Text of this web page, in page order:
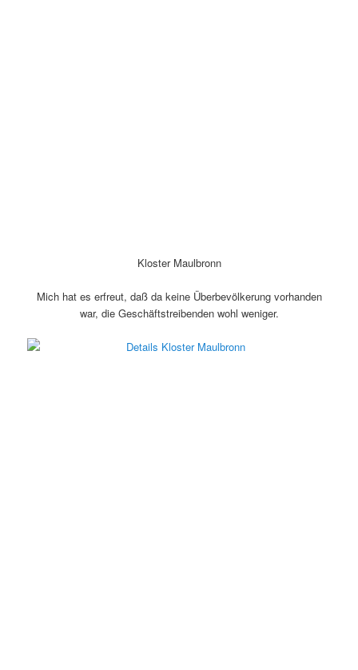
Kloster Maulbronn
Mich hat es erfreut, daß da keine Überbevölkerung vorhanden
war, die Geschäftstreibenden wohl weniger.